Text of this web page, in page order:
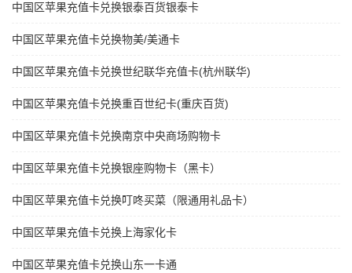
中国区苹果充值卡兑换银泰百货银泰卡
中国区苹果充值卡兑换物美/美通卡
中国区苹果充值卡兑换世纪联华充值卡(杭州联华)
中国区苹果充值卡兑换重百世纪卡(重庆百货)
中国区苹果充值卡兑换南京中央商场购物卡
中国区苹果充值卡兑换银座购物卡（黑卡）
中国区苹果充值卡兑换叮咚买菜（限通用礼品卡）
中国区苹果充值卡兑换上海家化卡
中国区苹果充值卡兑换山东一卡通